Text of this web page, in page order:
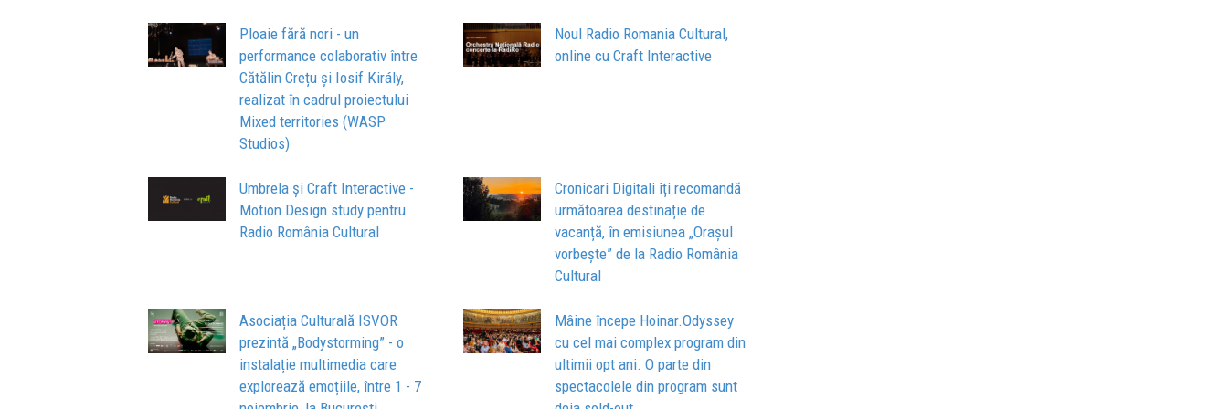
Ploaie fără nori - un
performance colaborativ între
Cătălin Crețu și Iosif Király,
realizat în cadrul proiectului
Mixed territories (WASP
Studios)
Noul Radio Romania Cultural,
online cu Craft Interactive
Umbrela și Craft Interactive -
Motion Design study pentru
Radio România Cultural
Cronicari Digitali îți recomandă
următoarea destinație de
vacanță, în emisiunea „Orașul
vorbește” de la Radio România
Cultural
Asociația Culturală ISVOR
prezintă „Bodystorming” - o
instalație multimedia care
explorează emoțiile, între 1 - 7
Mâine începe Hoinar.Odyssey
cu cel mai complex program din
ultimii opt ani. O parte din
spectacolele din program sunt